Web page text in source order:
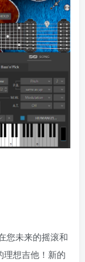
您未来的摇滚和
理想吉他！新的